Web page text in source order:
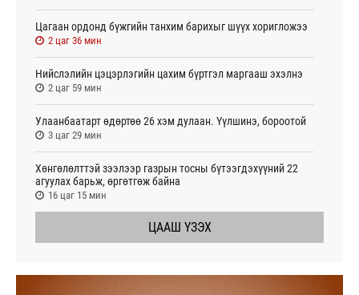
Цагаан ордонд бүжгийн танхим барихыг шүүх хоригложээ
2 цаг 36 мин
Нийслэлийн цэцэрлэгийн цахим бүртгэл маргааш эхэлнэ
2 цаг 59 мин
Улаанбаатарт өдөртөө 26 хэм дулаан. Үүлшинэ, бороотой
3 цаг 29 мин
Хөнгөлөлттэй зээлээр газрын тосны бүтээгдэхүүний 22
агуулах барьж, өргөтгөж байна
16 цаг 15 мин
ЦААШ ҮЗЭХ